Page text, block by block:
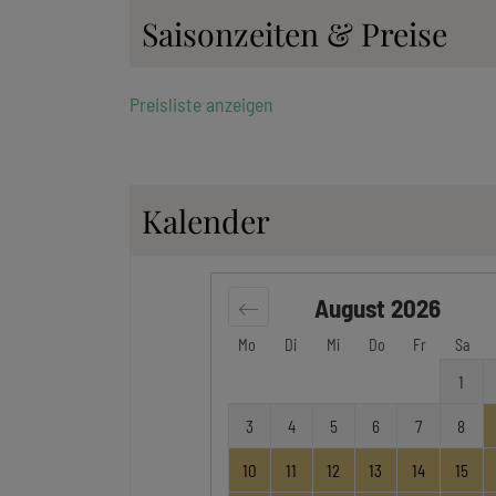
Saisonzeiten & Preise
Preisliste anzeigen
Kalender
Mo Di Mi Do Fr Sa
August 2026
1
3 4 5 6 7 8
10 11 12 13 14 15